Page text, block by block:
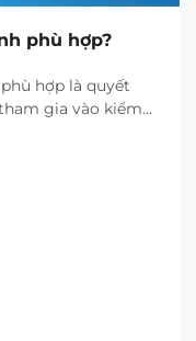
phù hợp?
hợp là quyết
gia vào kiểm
tự động hóa
chỉ đơn thuần